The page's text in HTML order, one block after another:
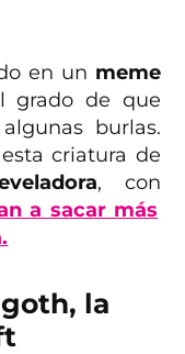
en un meme
grado de que
burlas.
criatura de
, con
a sacar más
la